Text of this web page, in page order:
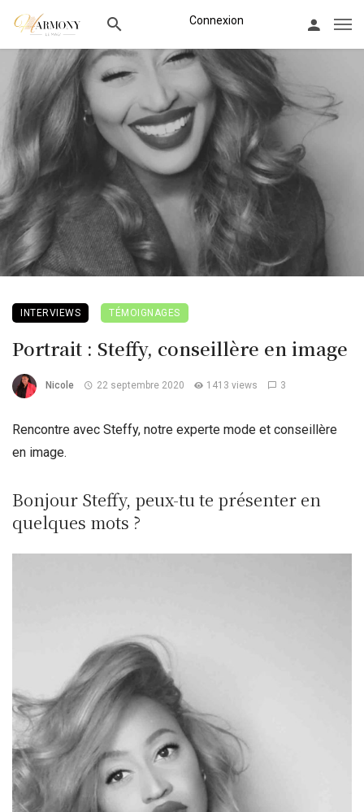
Connexion
INTERVIEWS TÉMOIGNAGES
Portrait : Steffy, conseillère en image
Nicole 22 septembre 2020 1413 views 3
Rencontre avec Steffy, notre experte mode et conseillère
en image.
Bonjour Steffy, peux-tu te présenter en
quelques mots ?